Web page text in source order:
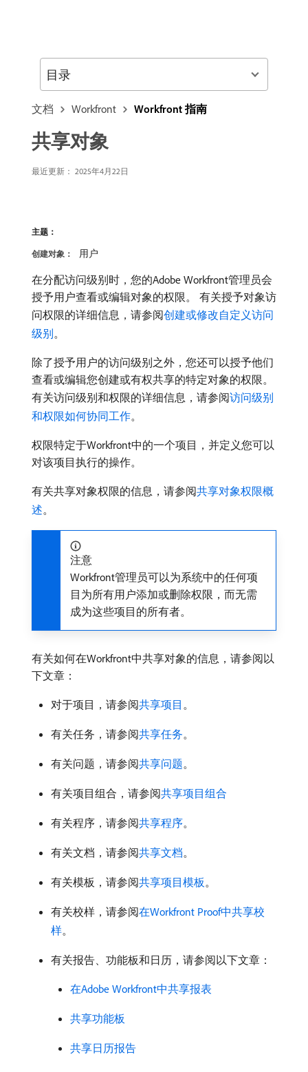
文档 Workfront Workfront 指南
共享对象
最近更新： 2025年4月22日
主题：
创建对象： 用户
在分配访问级别时，您的Adobe Workfront管理员会
授予用户查看或编辑对象的权限。 有关授予对象访
问权限的详细信息，请参阅创建或修改自定义访问
级别。
除了授予用户的访问级别之外，您还可以授予他们
查看或编辑您创建或有权共享的特定对象的权限。
有关访问级别和权限的详细信息，请参阅访问级别
和权限如何协同工作。
权限特定于Workfront中的一个项目，并定义您可以
对该项目执行的操作。
有关共享对象权限的信息，请参阅共享对象权限概
述。
注意
Workfront管理员可以为系统中的任何项
目为所有用户添加或删除权限，而无需
成为这些项目的所有者。
有关如何在Workfront中共享对象的信息，请参阅以
下文章：
对于项目，请参阅共享项目 。
有关任务，请参阅共享任务。
有关问题，请参阅共享问题。
有关项目组合，请参阅共享项目组合
有关程序，请参阅共享程序。
有关文档，请参阅共享文档。
有关模板，请参阅共享项目模板。
有关校样，请参阅在Workfront Proof中共享校
样。
有关报告、功能板和日历，请参阅以下文章：
在Adobe Workfront中共享报表
共享功能板
共享日历报告
目录